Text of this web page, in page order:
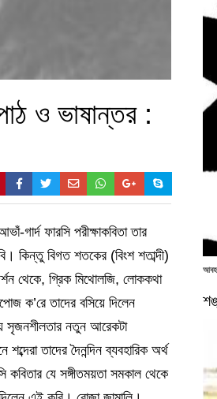
ও ভাষান্তর :
গার্দ ফারসি পরীক্ষাকবিতা তার
কিন্তু বিগত শতকের (বিংশ শতাব্দী)
থেকে, গ্রিক মিথোলজি, লোককথা
ক’রে তাদের বসিয়ে দিলেন
সৃজনশীলতার নতুন আরেকটা
তাদের দৈনন্দিন ব্যবহারিক অর্থ
যে সঙ্গীতময়তা সমকাল থেকে